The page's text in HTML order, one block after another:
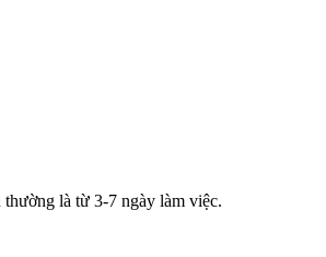
thường là từ 3-7 ngày làm việc.